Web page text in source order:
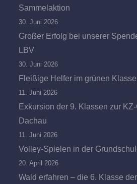
Sammelaktion
30. Juni 2026
Großer Erfolg bei unserer
LBV
30. Juni 2026
Fleißige Helfer im grünen
11. Juni 2026
Exkursion der 9. Klassen zur
Dachau
11. Juni 2026
Volley-Spielen in der
20. April 2026
Wald erfahren – die 6. Klasse